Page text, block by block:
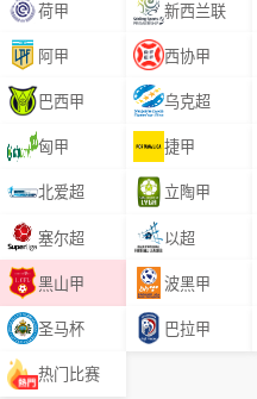
荷甲 新西兰联
阿甲 西协甲
巴西甲 乌克超
匈甲 捷甲
北爱超 立陶甲
塞尔超 以超
黑山甲 波黑甲
圣马杯 巴拉甲
热门比赛